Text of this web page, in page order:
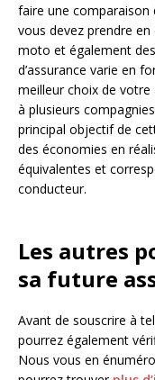
faire une comparaison
vous devez prendre
moto et également
d’assurance varie en
meilleur choix de
à plusieurs
principal objectif de
des économies en
équivalentes et
conducteur.
Les autres
sa future
Avant de souscrire à
pourrez également
Nous vous en